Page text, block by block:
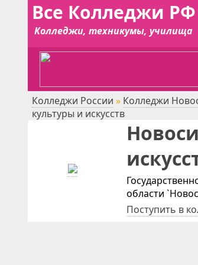
Все Колледжи РФ
Колледжи, техникумы, училища
Колледжи России » Колледжи
культуры и искусств
области
Поступить в